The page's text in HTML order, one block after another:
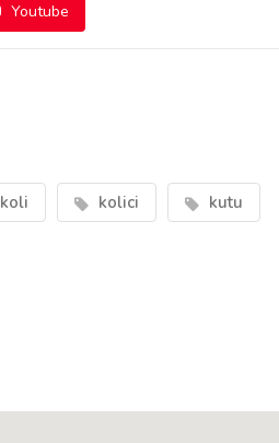
Youtube
koli kolici kutu